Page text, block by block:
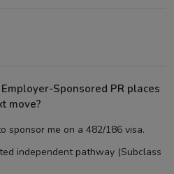
Sponsored PR places
move?
sponsor me on a 482/186 visa.
independent pathway (Subclass